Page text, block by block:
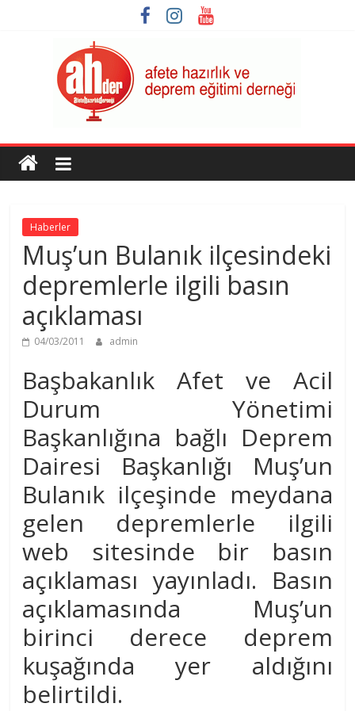
AHDER
Afete
ve
Deprem
Eğitimi
Derneği
Haberler
Muş’un Bulanık ilçesindeki
depremlerle ilgili basın
açıklaması
04/03/2011 admin
Başbakanlık Afet ve Acil
Durum Yönetimi
Başkanlığına bağlı Deprem
Dairesi Başkanlığı Muş’un
Bulanık ilçeşinde meydana
gelen depremlerle ilgili
web sitesinde bir basın
açıklaması yayınladı. Basın
açıklamasında Muş’un
birinci derece deprem
kuşağında yer aldığını
belirtildi.